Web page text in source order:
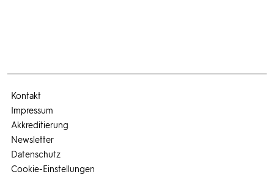
Kontakt
Impressum
Akkreditierung
Newsletter
Datenschutz
Cookie-Einstellungen